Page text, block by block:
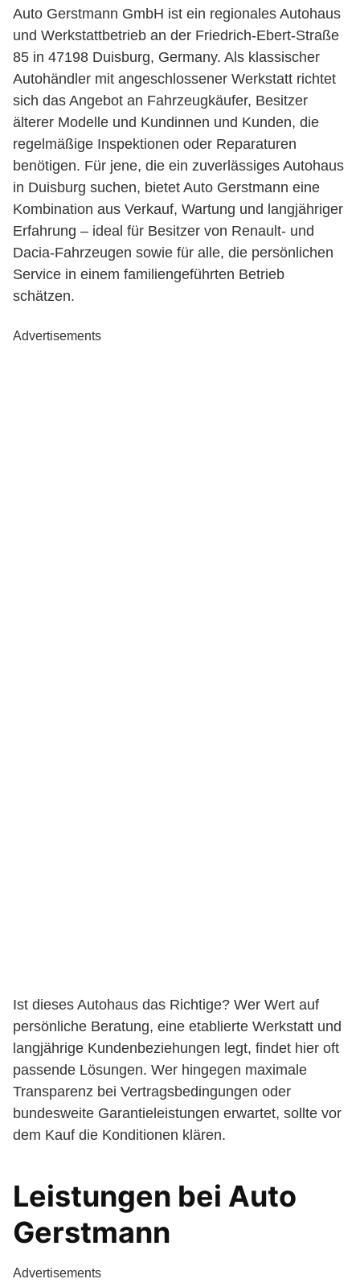
Auto Gerstmann GmbH ist ein regionales Autohaus
und Werkstattbetrieb an der Friedrich-Ebert-Straße
85 in 47198 Duisburg, Germany. Als klassischer
Autohändler mit angeschlossener Werkstatt richtet
sich das Angebot an Fahrzeugkäufer, Besitzer
älterer Modelle und Kundinnen und Kunden, die
regelmäßige Inspektionen oder Reparaturen
benötigen. Für jene, die ein zuverlässiges Autohaus
in Duisburg suchen, bietet Auto Gerstmann eine
Kombination aus Verkauf, Wartung und langjähriger
Erfahrung – ideal für Besitzer von Renault- und
Dacia-Fahrzeugen sowie für alle, die persönlichen
Service in einem familiengeführten Betrieb
schätzen.
Advertisements
Ist dieses Autohaus das Richtige? Wer Wert auf
persönliche Beratung, eine etablierte Werkstatt und
langjährige Kundenbeziehungen legt, findet hier oft
passende Lösungen. Wer hingegen maximale
Transparenz bei Vertragsbedingungen oder
bundesweite Garantieleistungen erwartet, sollte vor
dem Kauf die Konditionen klären.
Leistungen bei Auto
Gerstmann
Advertisements